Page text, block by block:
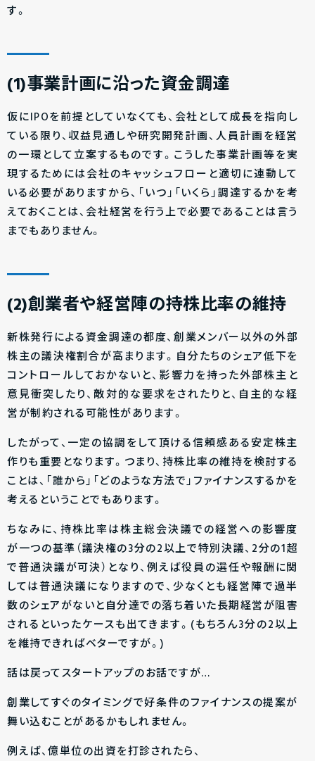
す。
(1)事業計画に沿った資金調達
仮にIPOを前提としていなくても、会社として成長を指向し
ている限り、収益見通しや研究開発計画、人員計画を経営
の一環として立案するものです。こうした事業計画等を実
現するためには会社のキャッシュフローと適切に連動して
いる必要がありますから、「いつ」「いくら」調達するかを考
えておくことは、会社経営を行う上で必要であることは言う
までもありません。
(2)創業者や経営陣の持株比率の維持
新株発行による資金調達の都度、創業メンバー以外の外部
株主の議決権割合が高まります。自分たちのシェア低下を
コントロールしておかないと、影響力を持った外部株主と
意見衝突したり、敵対的な要求をされたりと、自主的な経
営が制約される可能性があります。
したがって、一定の協調をして頂ける信頼感ある安定株主
作りも重要となります。つまり、持株比率の維持を検討する
ことは、「誰から」「どのような方法で」ファイナンスするかを
考えるということでもあります。
ちなみに、持株比率は株主総会決議での経営への影響度
が一つの基準（議決権の3分の2以上で特別決議、2分の1超
で普通決議が可決）となり、例えば役員の選任や報酬に関
しては普通決議になりますので、少なくとも経営陣で過半
数のシェアがないと自分達での落ち着いた長期経営が阻害
されるといったケースも出てきます。(もちろん3分の2以上
を維持できればベターですが。)
話は戻ってスタートアップのお話ですが…
創業してすぐのタイミングで好条件のファイナンスの提案が
舞い込むことがあるかもしれません。
例えば、億単位の出資を打診されたら、